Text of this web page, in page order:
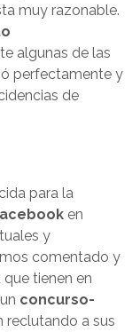
muy razonable.
algunas de las
perfectamente y
de
para la
en
y
comentado y
tienen en
concurso-
reclutando a sus